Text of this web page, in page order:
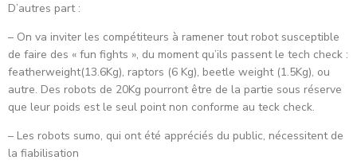
D’autres part :
– On va inviter les compétiteurs à ramener tout robot susceptible
de faire des « fun fights », du moment qu’ils passent le tech check :
featherweight(13.6Kg), raptors (6 Kg), beetle weight (1.5Kg), ou
autre. Des robots de 20Kg pourront être de la partie sous réserve
que leur poids est le seul point non conforme au teck check.
– Les robots sumo, qui ont été appréciés du public, nécessitent de
la fiabilisation